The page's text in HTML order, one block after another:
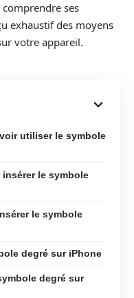
ses
exhaustif des moyens
votre appareil.
utiliser le symbole
le symbole
le symbole
degré sur iPhone
degré sur